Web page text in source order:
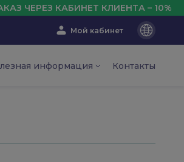
КЛИЕНТА – 10%
Мой кабинет
En
Ua
информация Контакты